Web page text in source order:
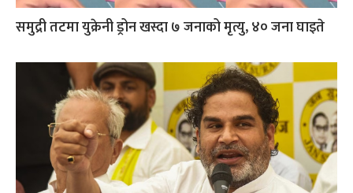
समुद्री तटमा युक्रेनी ड्रोन खस्दा ७ जनाको मृत्यु, ४० जना घाइते